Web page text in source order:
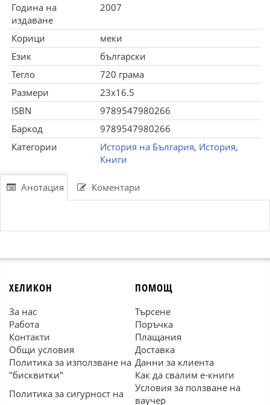
Година на
издаване
2007
Корици
меки
Език
български
Тегло
720 грама
Размери
23x16.5
ISBN
9789547980266
Баркод
9789547980266
Категории
История на България, История,
Книги
Анотация Коментари
ХЕЛИКОН
За нас
Работа
Контакти
Общи условия
Политика за използване на
"бисквитки"
Политика за сигурност на
ПОМОЩ
Търсене
Поръчка
Плащания
Доставка
Данни за клиента
Как да свалим е-книги
Условия за ползване на
ваучер